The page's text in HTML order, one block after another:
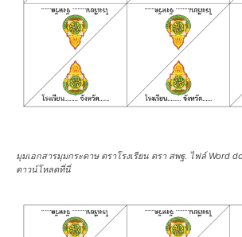
มุมเอกสารมุมกระดาษ ตราโรงเรียน ตรา สพฐ. ไฟล์ Word
ดาวน์โหลดที่นี่